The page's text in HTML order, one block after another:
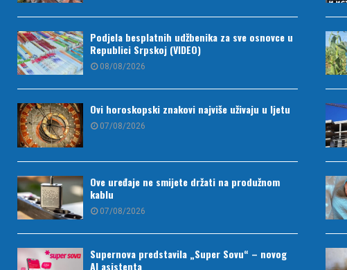
Podjela besplatnih udžbenika za sve osnovce u
Republici Srpskoj (VIDEO)
08/08/2026
Ovi horoskopski znakovi najviše uživaju u ljetu
07/08/2026
Ove uređaje ne smijete držati na produžnom
kablu
07/08/2026
Supernova predstavila „Super Sovu“ – novog
AI asistenta